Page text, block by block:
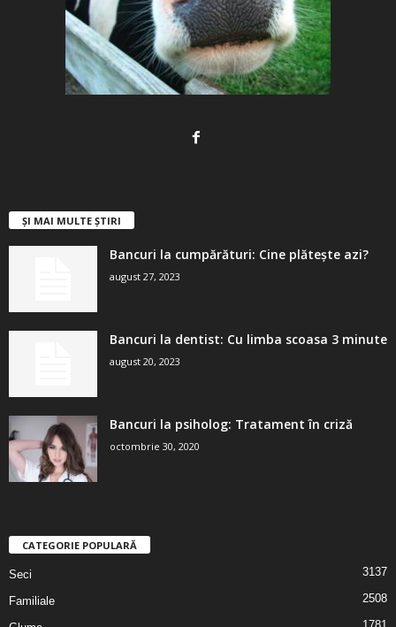
ȘI MAI MULTE ȘTIRI
Bancuri la cumpărături: Cine plătește azi?
august 27, 2023
Bancuri la dentist: Cu limba scoasa 3 minute
august 20, 2023
Bancuri la psiholog: Tratament în criză
octombrie 30, 2020
CATEGORIE POPULARĂ
Seci 3137
Familiale 2508